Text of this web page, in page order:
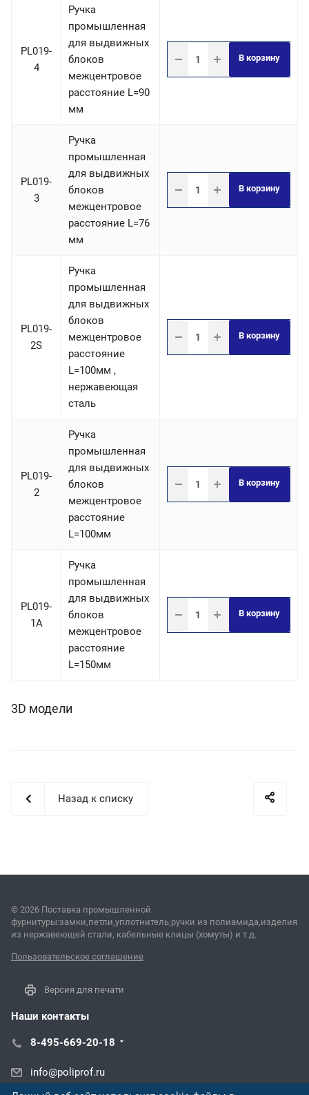
PL019-
4
Ручка
промышленная
для выдвижных
блоков
межцентровое
расстояние L=90
мм
В корзину
PL019-
3
Ручка
промышленная
для выдвижных
блоков
межцентровое
расстояние L=76
мм
В корзину
PL019-
2S
Ручка
промышленная
для выдвижных
блоков
межцентровое
расстояние
L=100мм ,
нержавеющая
сталь
В корзину
PL019-
2
Ручка
промышленная
для выдвижных
блоков
межцентровое
расстояние
L=100мм
В корзину
PL019-
1А
Ручка
промышленная
для выдвижных
блоков
межцентровое
расстояние
L=150мм
В корзину
3D модели
Назад к списку
© 2026 Поставка промышленной
фурнитуры:замки,петли,уплотнитель,ручки из полиамида,изделия
из нержавеющей стали, кабельные клицы (хомуты) и т.д.
Пользовательское соглашение
Версия для печати
Наши контакты
8-495-669-20-18
info@poliprof.ru